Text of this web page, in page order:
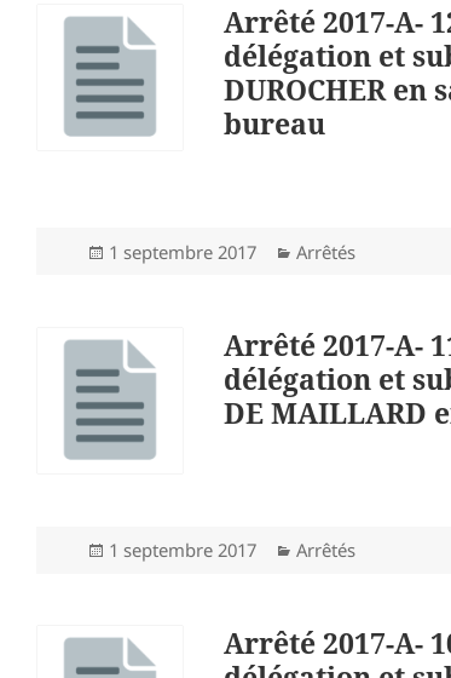
Arrêté 2017-A-
délégation et
DUROCHER
bureau
Publié
1 septembre 2017 Catégories
Arrêtés
Arrêté 2017-A-
délégation et
DE MAILLARD
Publié
1 septembre 2017 Catégories
Arrêtés
Arrêté 2017-A-